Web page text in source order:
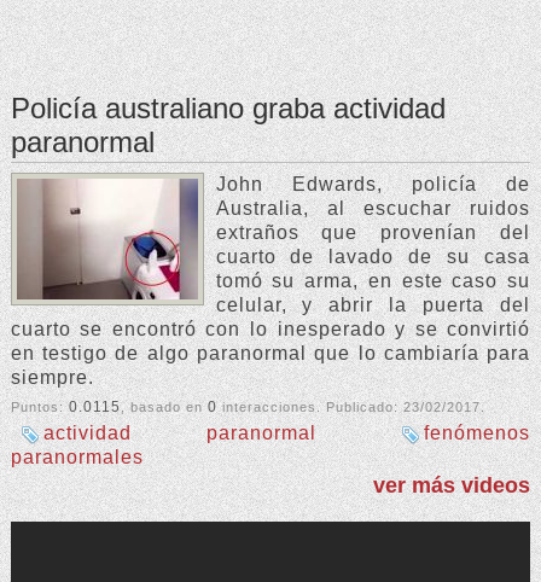
Policía australiano graba actividad
paranormal
John Edwards, policía de
Australia, al escuchar ruidos
extraños que provenían del
cuarto de lavado de su casa
tomó su arma, en este caso su
celular, y abrir la puerta del
cuarto se encontró con lo inesperado y se convirtió
en testigo de algo paranormal que lo cambiaría para
siempre.
Puntos:0.0115, basado en0interacciones. Publicado:23/02/2017.
actividad paranormal
fenómenos
paranormales
ver más videos